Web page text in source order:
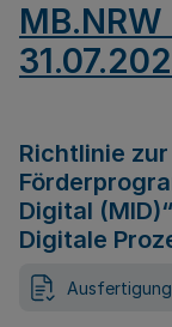
Richtlinie
Digital
Digitale